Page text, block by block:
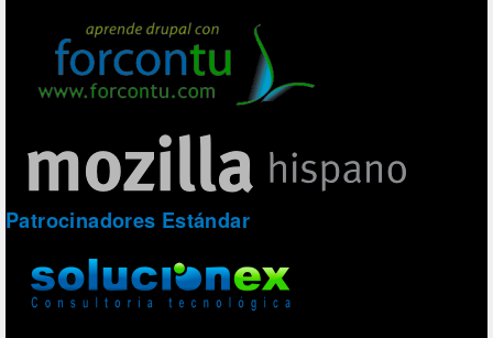
Patrocinadores Estándar